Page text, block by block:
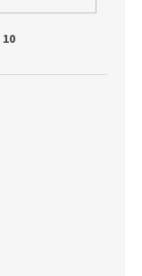
10